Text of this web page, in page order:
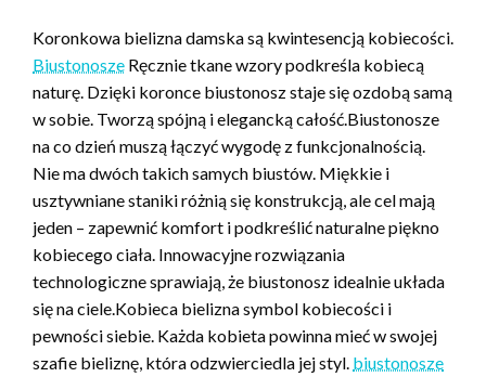
Koronkowa bielizna damska są kwintesencją kobiecości.
Biustonosze Ręcznie tkane wzory podkreśla kobiecą
naturę. Dzięki koronce biustonosz staje się ozdobą samą
w sobie. Tworzą spójną i elegancką całość.Biustonosze
na co dzień muszą łączyć wygodę z funkcjonalnością.
Nie ma dwóch takich samych biustów. Miękkie i
usztywniane staniki różnią się konstrukcją, ale cel mają
jeden – zapewnić komfort i podkreślić naturalne piękno
kobiecego ciała. Innowacyjne rozwiązania
technologiczne sprawiają, że biustonosz idealnie układa
się na ciele.Kobieca bielizna symbol kobiecości i
pewności siebie. Każda kobieta powinna mieć w swojej
szafie bieliznę, która odzwierciedla jej styl. biustonosze